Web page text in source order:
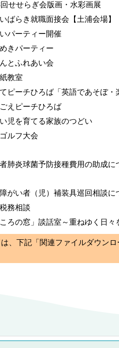
せせらぎ会版画・水彩画展
ばらき就職面接会【土浦会場】
パーティー開催
きパーティー
とふれあい会
教室
ピーチひろば「英語であそぼ・
えピーチひろば
児を育てる家族のつどい
ルフ大会
肺炎球菌予防接種費用の助成に
がい者（児）補装具巡回相談に
務相談
ころの窓」談話室～重ねゆく日々
、下記「関連ファイルダウン